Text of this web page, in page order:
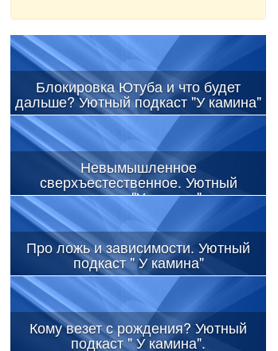
Блокировка Ютуба и что будет
дальше? Уютный подкаст "У камина"
Невымышленное
сверхъестественное. Уютный
подкаст "У камина"
Про ложь и зависимости. Уютный
подкаст " У камина"
Кому везет с рождения? Уютный
подкаст " У камина".